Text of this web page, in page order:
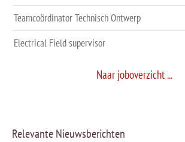
Teamcoördinator Technisch Ontwerp
Electrical Field supervisor
Naar joboverzicht ...
Relevante Nieuwsberichten